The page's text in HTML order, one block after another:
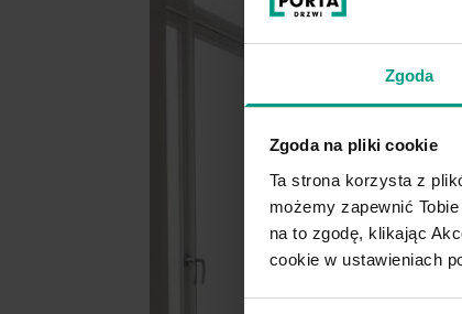
Zgoda
Zgoda na pliki cookie
Ta strona korzysta z
możemy zapewnić
na to zgodę, klikając
cookie w ustawieniach